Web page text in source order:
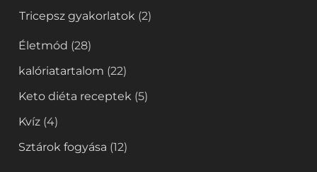
Tricepsz gyakorlatok (2)
Életmód (28)
kalóriatartalom (22)
Keto diéta receptek (5)
Kvíz (4)
Sztárok fogyása (12)